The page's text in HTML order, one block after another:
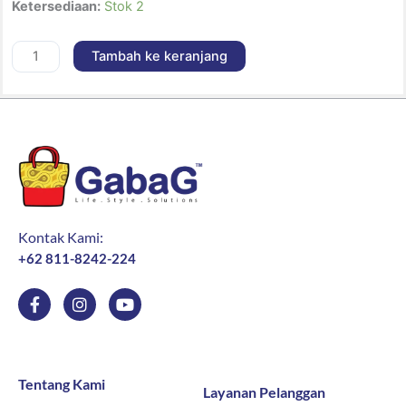
Ketersediaan: Stok 2
Beauty
Pure
Night
Cream
Tambah ke keranjang
Kontak Kami:
+62 811-8242-224
F
a
o
o
I
n
g
r
Y
o
Tentang Kami Layanan Pelanggan